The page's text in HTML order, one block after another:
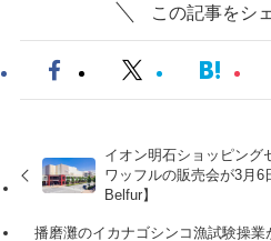
この記事をシ
イオン明石ショッピング
ワッフルの販売会が3月6
Belfur】
播磨灘のイカナゴシンコ漁試験操業